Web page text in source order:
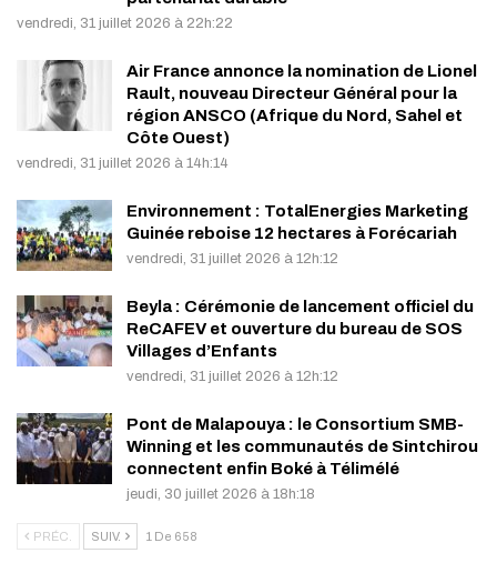
vendredi, 31 juillet 2026 à 22h:22
Air France annonce la nomination de Lionel
Rault, nouveau Directeur Général pour la
région ANSCO (Afrique du Nord, Sahel et
Côte Ouest)
vendredi, 31 juillet 2026 à 14h:14
Environnement : TotalEnergies Marketing
Guinée reboise 12 hectares à Forécariah
vendredi, 31 juillet 2026 à 12h:12
Beyla : Cérémonie de lancement officiel du
ReCAFEV et ouverture du bureau de SOS
Villages d’Enfants
vendredi, 31 juillet 2026 à 12h:12
Pont de Malapouya : le Consortium SMB-
Winning et les communautés de Sintchirou
connectent enfin Boké à Télimélé
jeudi, 30 juillet 2026 à 18h:18
PRÉC. SUIV. 1 De 658